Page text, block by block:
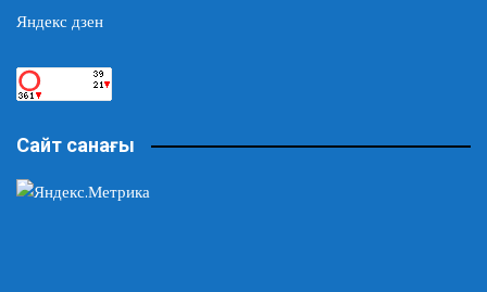
Яндекс дзен
Сайт санағы